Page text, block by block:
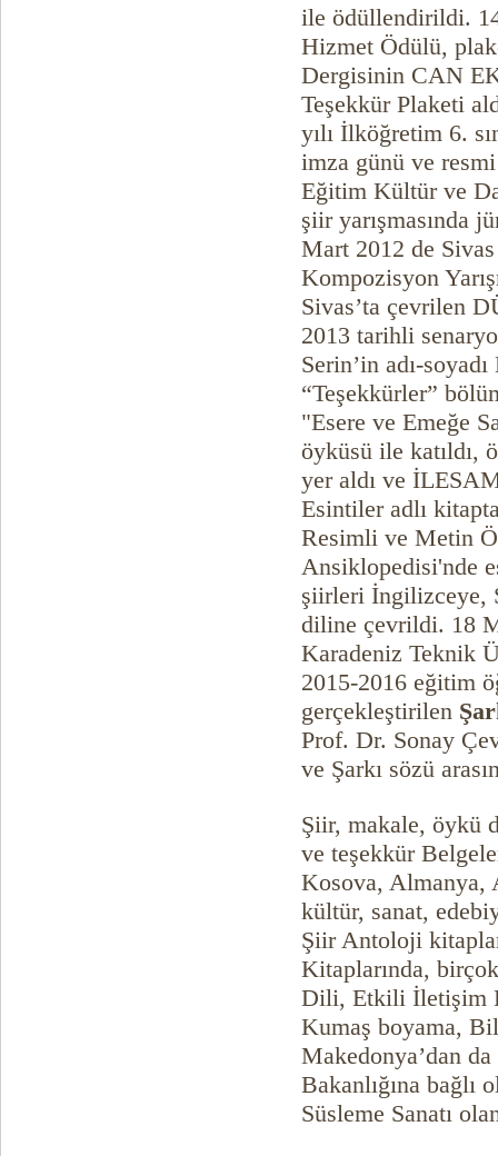
ile ödüllendirildi.
Hizmet Ödülü,
Dergisinin CAN
Teşekkür Plaketi
yılı İlköğretim 6.
imza günü ve
Eğitim Kültür ve
şiir yarışmasında
Mart 2012 de
Kompozisyon
Sivas’ta çevrilen
2013 tarihli
Serin’in adı-
“Teşekkürler”
"Esere ve Emeğe
öyküsü ile katıldı,
yer aldı ve
Esintiler adlı
Resimli ve Metin
Ansiklopedisi'nde
şiirleri İngilizceye,
diline çevrildi. 18
Karadeniz Teknik
2015-2016 eğitim
gerçekleştirilen
Prof. Dr. Sonay
ve Şarkı sözü
Şiir, makale, öykü
ve teşekkür
Kosova, Almanya,
kültür, sanat,
Şiir Antoloji
Kitaplarında,
Dili, Etkili İletişim
Kumaş boyama,
Makedonya’dan
Bakanlığına
Süsleme Sanatı